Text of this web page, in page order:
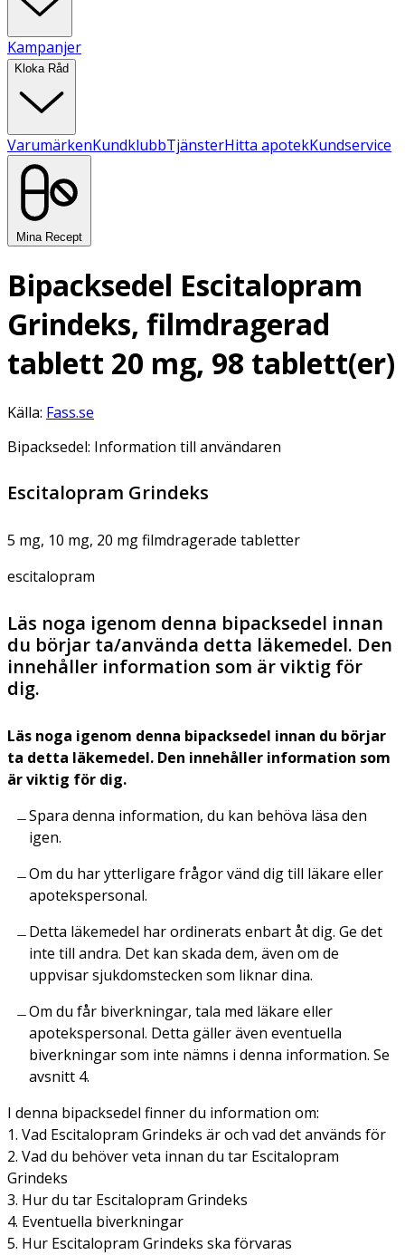
Kampanjer
Kloka Råd
VarumärkenKundklubbTjänsterHitta apotekKundservice
Mina Recept
Bipacksedel Escitalopram
Grindeks, filmdragerad
tablett 20 mg, 98 tablett(er)
Källa: Fass.se
Bipacksedel: Information till användaren
Escitalopram Grindeks
5 mg, 10 mg, 20 mg filmdragerade tabletter
escitalopram
Läs noga igenom denna bipacksedel innan
du börjar ta/använda detta läkemedel. Den
innehåller information som är viktig för
dig.
Läs noga igenom denna bipacksedel innan du börjar
ta detta läkemedel. Den innehåller information som
är viktig för dig.
Spara denna information, du kan behöva läsa den
igen.
Om du har ytterligare frågor vänd dig till läkare eller
apotekspersonal.
Detta läkemedel har ordinerats enbart åt dig. Ge det
inte till andra. Det kan skada dem, även om de
uppvisar sjukdomstecken som liknar dina.
Om du får biverkningar, tala med läkare eller
apotekspersonal. Detta gäller även eventuella
biverkningar som inte nämns i denna information. Se
avsnitt 4.
I denna bipacksedel finner du information om:
1. Vad Escitalopram Grindeks är och vad det används för
2. Vad du behöver veta innan du tar Escitalopram
Grindeks
3. Hur du tar Escitalopram Grindeks
4. Eventuella biverkningar
5. Hur Escitalopram Grindeks ska förvaras